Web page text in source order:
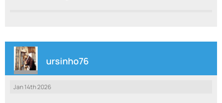
ursinho76
Jan 14th 2026